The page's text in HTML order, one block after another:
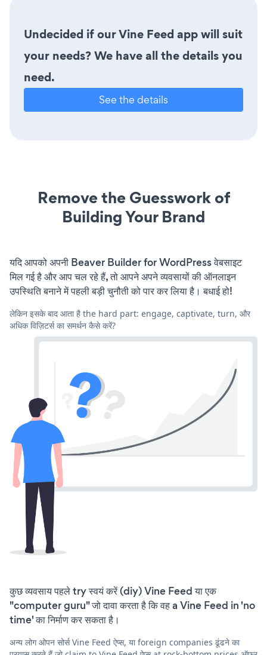
Undecided if our Vine Feed app will suit
your needs? We have all the details you
need.
See the details
Remove the Guesswork of
Building Your Brand
यदि आपको अपनी Beaver Builder for WordPress वेबसाइट
मिल गई है और आप चल रहे हैं, तो आपने अपने व्यवसायों की ऑनलाइन
उपस्थिति बनाने में पहली बड़ी चुनौती को पार कर लिया है। बधाई हो!
लेकिन इसके बाद आता है the hard part: engage, captivate, turn, और
अधिक विज़िटर्स का समर्थन कैसे करें?
कुछ व्यवसाय पहले try स्वयं करें (diy) Vine Feed या एक
"computer guru" जो दावा करता है कि वह a Vine Feed in 'no
time' का निर्माण कर सकता है।
अन्य लोग ओपन सोर्स Vine Feed ऐप्स, या foreign companies ढूंढने का